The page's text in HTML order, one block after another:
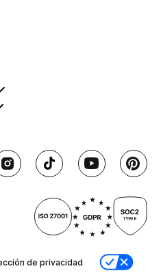
de privacidad